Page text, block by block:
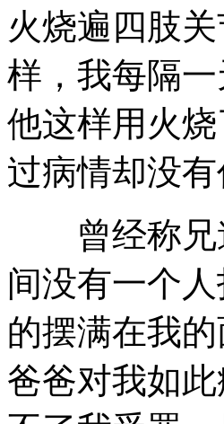
火烧遍四肢
样，我每隔
他这样用火
过病情却没
曾经称兄道
间没有一个
的摆满在我
爸爸对我如